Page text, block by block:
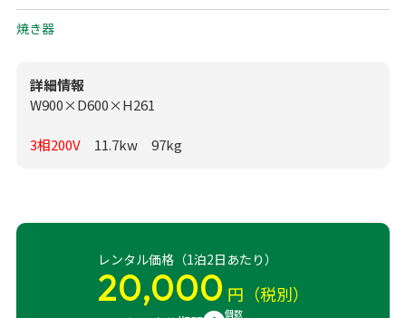
焼き器
詳細情報
W900×D600×H261
3相200V11.7kw 97kg
レンタル価格（1泊2日あたり）
20,000 円（税別）
個数